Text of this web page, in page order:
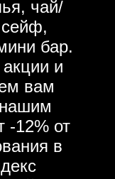
чай/
бар.
и
вам
-12% от
в